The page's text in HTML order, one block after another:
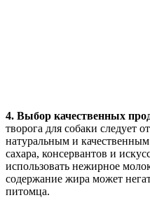
4. Выбор качественных
творога для собаки следует
натуральным и
сахара, консервантов и
использовать нежирное
содержание жира может
питомца.